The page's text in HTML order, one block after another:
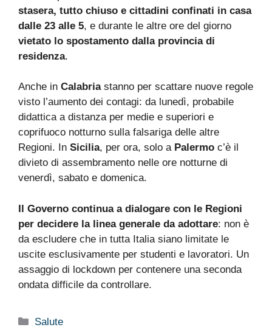
stasera, tutto chiuso e cittadini confinati in casa
dalle 23 alle 5, e durante le altre ore del giorno
vietato lo spostamento dalla provincia di
residenza.
Anche in Calabria stanno per scattare nuove regole
visto l’aumento dei contagi: da lunedì, probabile
didattica a distanza per medie e superiori e
coprifuoco notturno sulla falsariga delle altre
Regioni. In Sicilia, per ora, solo a Palermo c’è il
divieto di assembramento nelle ore notturne di
venerdì, sabato e domenica.
Il Governo continua a dialogare con le Regioni
per decidere la linea generale da adottare: non è
da escludere che in tutta Italia siano limitate le
uscite esclusivamente per studenti e lavoratori. Un
assaggio di lockdown per contenere una seconda
ondata difficile da controllare.
Categorie
Salute